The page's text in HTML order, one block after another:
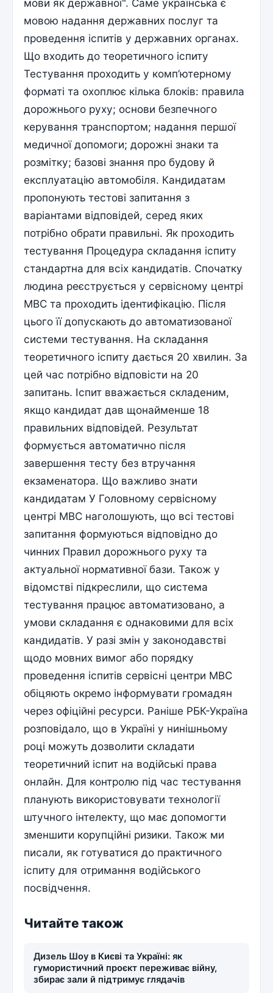
мови як державної". Саме українська є
мовою надання державних послуг та
проведення іспитів у державних органах.
Що входить до теоретичного іспиту
Тестування проходить у комп’ютерному
форматі та охоплює кілька блоків: правила
дорожнього руху; основи безпечного
керування транспортом; надання першої
медичної допомоги; дорожні знаки та
розмітку; базові знання про будову й
експлуатацію автомобіля. Кандидатам
пропонують тестові запитання з
варіантами відповідей, серед яких
потрібно обрати правильні. Як проходить
тестування Процедура складання іспиту
стандартна для всіх кандидатів. Спочатку
людина реєструється у сервісному центрі
МВС та проходить ідентифікацію. Після
цього її допускають до автоматизованої
системи тестування. На складання
теоретичного іспиту дається 20 хвилин. За
цей час потрібно відповісти на 20
запитань. Іспит вважається складеним,
якщо кандидат дав щонайменше 18
правильних відповідей. Результат
формується автоматично після
завершення тесту без втручання
екзаменатора. Що важливо знати
кандидатам У Головному сервісному
центрі МВС наголошують, що всі тестові
запитання формуються відповідно до
чинних Правил дорожнього руху та
актуальної нормативної бази. Також у
відомстві підкреслили, що система
тестування працює автоматизовано, а
умови складання є однаковими для всіх
кандидатів. У разі змін у законодавстві
щодо мовних вимог або порядку
проведення іспитів сервісні центри МВС
обіцяють окремо інформувати громадян
через офіційні ресурси. Раніше РБК-Україна
розповідало, що в Україні у нинішньому
році можуть дозволити складати
теоретичний іспит на водійські права
онлайн. Для контролю під час тестування
планують використовувати технології
штучного інтелекту, що має допомогти
зменшити корупційні ризики. Також ми
писали, як готуватися до практичного
іспиту для отримання водійського
посвідчення.
Читайте також
Дизель Шоу в Києві та Україні: як
гумористичний проєкт переживає війну,
збирає зали й підтримує глядачів